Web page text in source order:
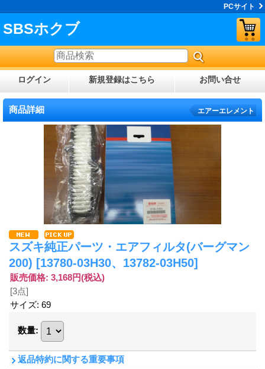
PCサイト
SBSホクブ
ログイン 新規登録はこちら お問い合せ
商品詳細 エアーエレメント
スズキ純正パーツ・エアフィルタ(バーグマン
200) [13780-03H30、13782-03H50]
販売価格: 3,168円(税込)
[3点]
サイズ: 69
数量:
返品特約に関する重要事項